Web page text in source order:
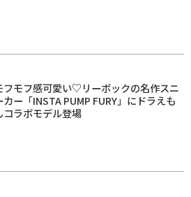
フモフ感可愛い♡リーボックの名作スニ
カー「INSTA PUMP FURY」にドラえも
コラボモデル登場